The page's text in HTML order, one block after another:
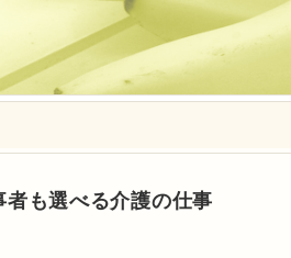
者も選べる介護の仕事